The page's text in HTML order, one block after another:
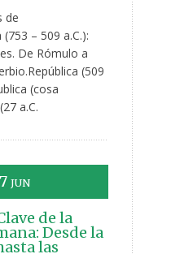
de
– 509 a.C.):
De Rómulo a
(509
(cosa
a.C.
JUN
de la
Desde la
las